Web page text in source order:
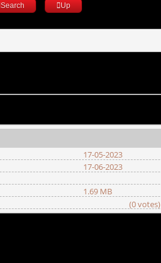
Search Up
17-05-2023
17-06-2023
1.69 MB
(0 votes)